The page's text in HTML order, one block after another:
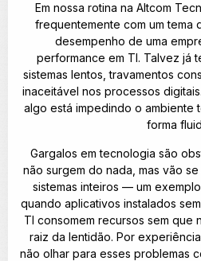
Em nossa rotina na Altcom
frequentemente com um tema
desempenho de uma
performance em TI. Talvez já
sistemas lentos, travamentos
inaceitável nos processos
algo está impedindo o
forma
Gargalos em tecnologia são
não surgem do nada, mas vão
sistemas inteiros — um
quando aplicativos instalados
TI consomem recursos sem que
raiz da lentidão. Por
não olhar para esses problemas